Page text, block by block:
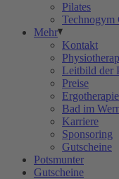
Pilates
Technogym
Mehr
Kontakt
Leitbild der
Preise
Bad im
Karriere
Sponsoring
Gutscheine
Potsmunter
Gutscheine